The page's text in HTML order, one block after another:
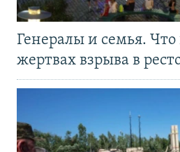
Генералы и семья. Что
жертвах взрыва в